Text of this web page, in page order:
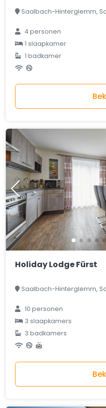
Saalbach-Hinterglemm,
4 personen
1 slaapkamer
1 badkamer
Holiday Lodge Fürst
Saalbach-Hinterglemm,
10 personen
3 slaapkamers
3 badkamers